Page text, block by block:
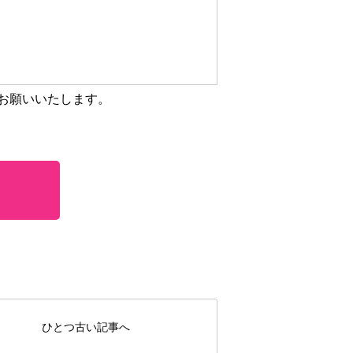
いいたします。
ひとつ古い記事へ